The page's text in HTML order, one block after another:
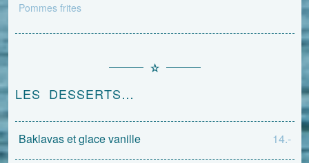
Pommes frites
LES DESSERTS…
Baklavas et glace vanille 14.-